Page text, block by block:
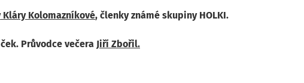
Kláry Kolomazníkové, členky známé skupiny HOLKI.
Průvodce večera Jiří Zbořil.